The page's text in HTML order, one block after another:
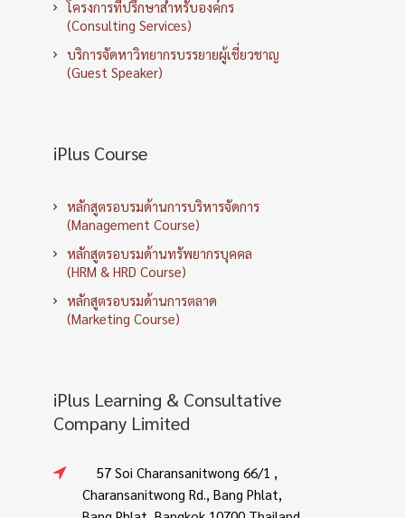
โครงการที่ปรึกษาสำหรับองค์กร
(Consulting Services)
บริการจัดหาวิทยากรบรรยายผู้เชี่ยวชาญ
(Guest Speaker)
iPlus Course
หลักสูตรอบรมด้านการบริหารจัดการ
(Management Course)
หลักสูตรอบรมด้านทรัพยากรบุคคล
(HRM & HRD Course)
หลักสูตรอบรมด้านการตลาด
(Marketing Course)
iPlus Learning & Consultative
Company Limited
57 Soi Charansanitwong 66/1 ,
Charansanitwong Rd., Bang Phlat,